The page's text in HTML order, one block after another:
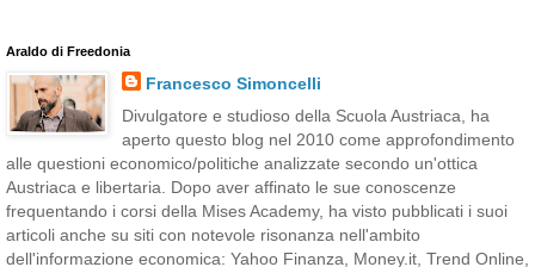
Araldo di Freedonia
Francesco Simoncelli
Divulgatore e studioso della Scuola Austriaca, ha
aperto questo blog nel 2010 come approfondimento
alle questioni economico/politiche analizzate secondo un'ottica
Austriaca e libertaria. Dopo aver affinato le sue conoscenze
frequentando i corsi della Mises Academy, ha visto pubblicati i suoi
articoli anche su siti con notevole risonanza nell'ambito
dell'informazione economica: Yahoo Finanza, Money.it, Trend Online,